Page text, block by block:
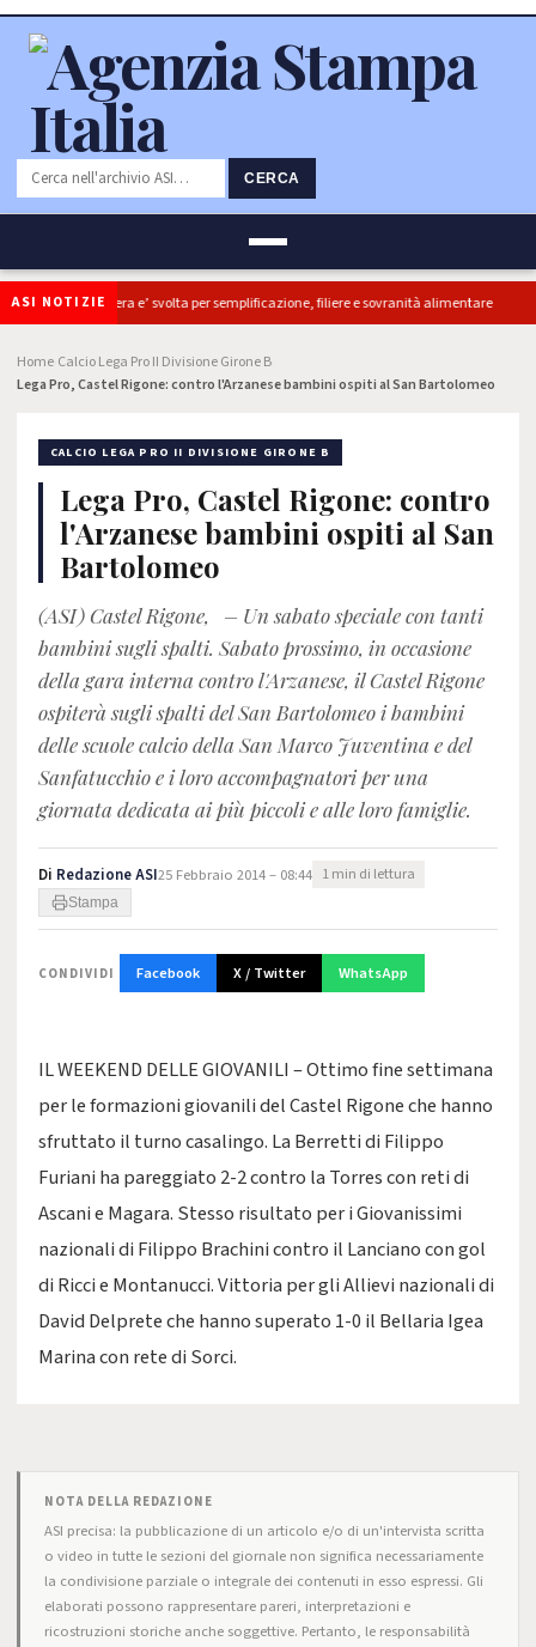
CERCA
ASI NOTIZIE
ok Camera e’ svolta per semplificazione, filiere e sovranità alimentare
Home Calcio Lega Pro II Divisione Girone B
Lega Pro, Castel Rigone: contro l'Arzanese bambini ospiti al San Bartolomeo
CALCIO LEGA PRO II DIVISIONE GIRONE B
Lega Pro, Castel Rigone: contro
l'Arzanese bambini ospiti al San
Bartolomeo
(ASI) Castel Rigone, – Un sabato speciale con tanti
bambini sugli spalti. Sabato prossimo, in occasione
della gara interna contro l'Arzanese, il Castel Rigone
ospiterà sugli spalti del San Bartolomeo i bambini
delle scuole calcio della San Marco Juventina e del
Sanfatucchio e i loro accompagnatori per una
giornata dedicata ai più piccoli e alle loro famiglie.
Di Redazione ASI25 Febbraio 2014 – 08:44 1 min di lettura
Stampa
CONDIVIDI Facebook X / Twitter WhatsApp
IL WEEKEND DELLE GIOVANILI – Ottimo fine settimana
per le formazioni giovanili del Castel Rigone che hanno
sfruttato il turno casalingo. La Berretti di Filippo
Furiani ha pareggiato 2-2 contro la Torres con reti di
Ascani e Magara. Stesso risultato per i Giovanissimi
nazionali di Filippo Brachini contro il Lanciano con gol
di Ricci e Montanucci. Vittoria per gli Allievi nazionali di
David Delprete che hanno superato 1-0 il Bellaria Igea
Marina con rete di Sorci.
NOTA DELLA REDAZIONE
ASI precisa: la pubblicazione di un articolo e/o di un'intervista scritta
o video in tutte le sezioni del giornale non significa necessariamente
la condivisione parziale o integrale dei contenuti in esso espressi. Gli
elaborati possono rappresentare pareri, interpretazioni e
ricostruzioni storiche anche soggettive. Pertanto, le responsabilità